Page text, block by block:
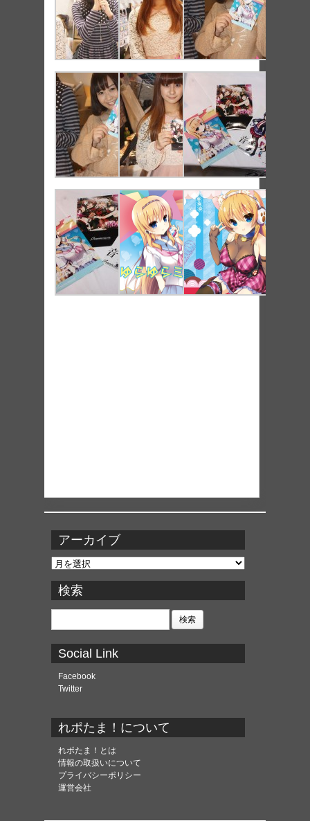
アーカイブ
ア
カ
イ
ブ
検索
検
Social Link
Facebook
Twitter
れポたま！について
れポたま！とは
情報の取扱いについて
プライバシーポリシー
運営会社